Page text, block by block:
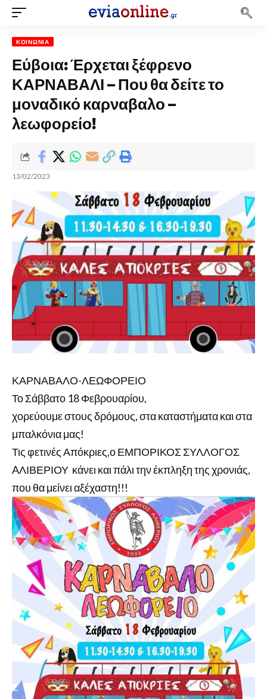
ΚΟΙΝΩΝΊΑ
Εύβοια: Έρχεται ξέφρενο
ΚΑΡΝΑΒΑΛΙ – Που θα δείτε το
μοναδικό καρναβαλο –
λεωφορείο!
13/02/2023
ΚΑΡΝΑΒΑΛΟ-ΛΕΩΦΟΡΕΙΟ
Το Σάββατο 18 Φεβρουαρίου,
χορεύουμε στους δρόμους, στα καταστήματα και στα
μπαλκόνια μας!
Τις φετινές Απόκριες,ο ΕΜΠΟΡΙΚΟΣ ΣΥΛΛΟΓΟΣ
AΛΙΒΕΡΙΟΥ κάνει και πάλι την έκπληξη της χρονιάς,
που θα μείνει αξέχαστη!!!